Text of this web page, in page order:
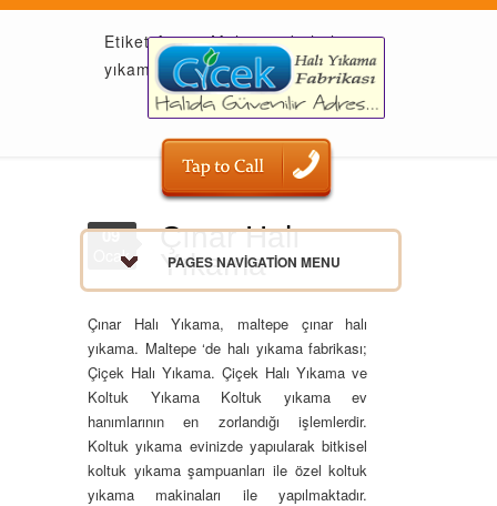
PAGES NAVIGATION MENU
Etiket Arşivi: Maltepe ‘de halı
yıkama fabrikası
Çınar Halı
Yıkama
09
Ocak
Çınar Halı Yıkama, maltepe çınar halı
yıkama. Maltepe ‘de halı yıkama fabrikası;
Çiçek Halı Yıkama. Çiçek Halı Yıkama ve
Koltuk Yıkama Koltuk yıkama ev
hanımlarının en zorlandığı işlemlerdir.
Koltuk yıkama evinizde yapıularak bitkisel
koltuk yıkama şampuanları ile özel koltuk
yıkama makinaları ile yapılmaktadır.